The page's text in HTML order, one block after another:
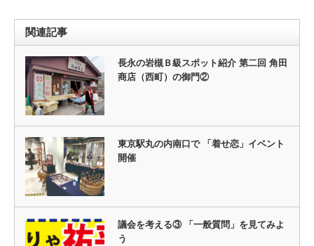
関連記事
長永の岩槻Ｂ級スポット紹介 第二回 角田
商店（西町）の御門②
東京駅丸の内南口で 「着せ恋」イベント
開催
議会を考える③ 「一般質問」を見てみよ
う